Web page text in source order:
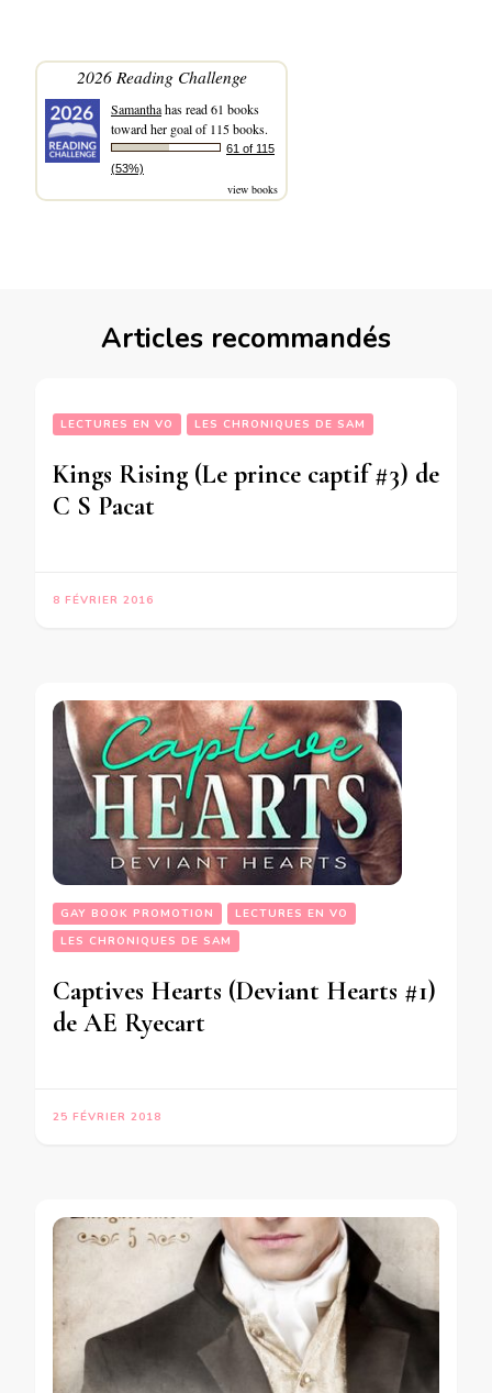
2026 Reading Challenge
Samanthahas read 61 books
toward her goal of 115 books.
61 of 115
(53%)
view books
Articles recommandés
LECTURES EN VO LES CHRONIQUES DE SAM
Kings Rising (Le prince captif #3) de
C S Pacat
8 FÉVRIER 2016
GAY BOOK PROMOTION
LECTURES EN VO
LES CHRONIQUES DE SAM
Captives Hearts (Deviant Hearts #1)
de AE Ryecart
25 FÉVRIER 2018